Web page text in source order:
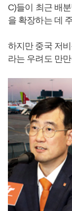
C)들이 최근 배
을 확장하는 데
하지만 중국 저
라는 우려도 만